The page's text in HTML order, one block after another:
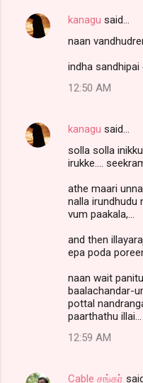
kanagu said…
naan
indha sandhipai
12:50 AM
kanagu said…
solla solla
irukke....
athe maari
nalla irundhudu
vum paakala,...
and then
epa poda
naan wait
baalachandar-
pottal
paarthathu illai...
12:59 AM
Cable சங்கர்